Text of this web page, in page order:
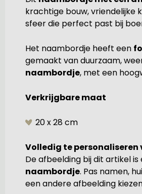
krachtige bouw, vriendelijke
sfeer die perfect past bij
Het naambordje heeft een
gemaakt van duurzaam,
naambordje, met een
Verkrijgbare maat
20 x 28 cm
Volledig te
De afbeelding bij dit artikel is
naambordje. Pas namen,
een andere afbeelding